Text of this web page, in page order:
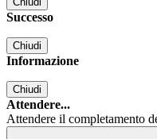
Successo
Chiudi
Informazione
Chiudi
Attendere...
Attendere il completamento